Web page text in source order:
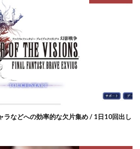
ラなどへの効率的な欠片集め / 1日10回出し